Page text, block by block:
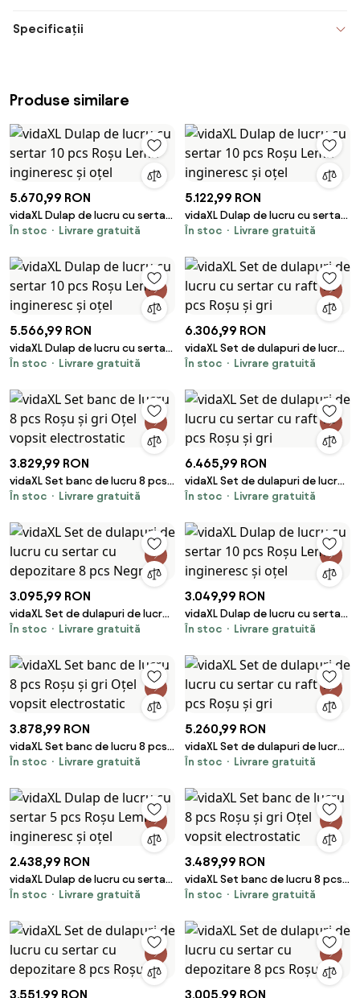
Specificații
Produse similare
5.670,99 RON
vidaXL Dulap de lucru cu sertar
10 pcs Roșu Lemn ingineresc și
În stoc Livrare gratuită
5.122,99 RON
vidaXL Dulap de lucru cu sertar
10 pcs Roșu Lemn ingineresc și
În stoc Livrare gratuită
5.566,99 RON
vidaXL Dulap de lucru cu sertar
10 pcs Roșu Lemn ingineresc și
În stoc Livrare gratuită
6.306,99 RON
vidaXL Set de dulapuri de lucru
cu sertar cu raft 12 pcs Roșu și
În stoc Livrare gratuită
3.829,99 RON
vidaXL Set banc de lucru 8 pcs
Roșu și gri Oțel vopsit
În stoc Livrare gratuită
6.465,99 RON
vidaXL Set de dulapuri de lucru
cu sertar cu raft 12 pcs Roșu și
În stoc Livrare gratuită
3.095,99 RON
vidaXL Set de dulapuri de lucru
cu sertar cu depozitare 8 pcs
În stoc Livrare gratuită
3.049,99 RON
vidaXL Dulap de lucru cu sertar
10 pcs Roșu Lemn ingineresc și
În stoc Livrare gratuită
3.878,99 RON
vidaXL Set banc de lucru 8 pcs
Roșu și gri Oțel vopsit
În stoc Livrare gratuită
5.260,99 RON
vidaXL Set de dulapuri de lucru
cu sertar cu raft 10 pcs Roșu și
În stoc Livrare gratuită
2.438,99 RON
vidaXL Dulap de lucru cu sertar
5 pcs Roșu Lemn ingineresc și
În stoc Livrare gratuită
3.489,99 RON
vidaXL Set banc de lucru 8 pcs
Roșu și gri Oțel vopsit
În stoc Livrare gratuită
3.551,99 RON 3.005,99 RON